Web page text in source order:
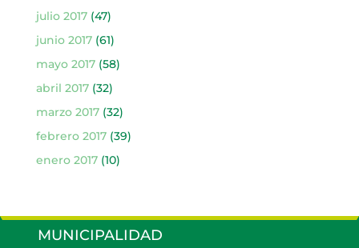
julio 2017(47)
junio 2017(61)
mayo 2017(58)
abril 2017(32)
marzo 2017(32)
febrero 2017(39)
enero 2017(10)
MUNICIPALIDAD